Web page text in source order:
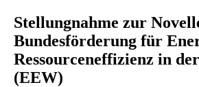
Stellungnahme zur
Bundesförderung für
Ressourceneffizienz in
(EEW)